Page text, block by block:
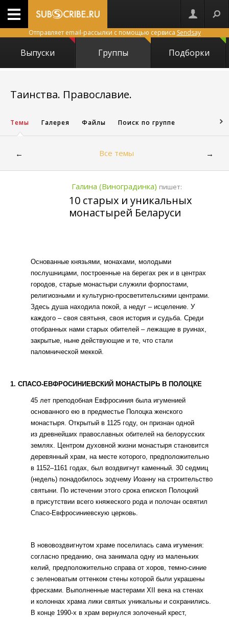
Отправляет email-рассылки с помощью сервиса Sendsay
Выпуски Группы Подборки
Таинства. Православие.
Темы Галерея Файлы Поиск по группе
← Все темы →
Галина (Виноградинка) пишет:
10 старых и уникальных
монастырей Беларуси
Основанные князьями, монахами, молодыми
послушницами, построенные на берегах рек и в центрах
городов, старые монастыри служили форпостами,
религиозными и культурно-просветительскими центрами.
Здесь душа находила покой, а недуг – исцеление. У
каждого – своя святыня, своя история и судьба. Среди
отобранных нами старых обителей – лежащие в руинах,
закрытые, ныне действующие и те, что стали
паломнической меккой.
1. СПАСО-ЕВФРОСИНИЕВСКИЙ МОНАСТЫРЬ В ПОЛОЦКЕ
45 лет преподобная Евфросиния была игуменией
основанного ею в предместье Полоцка женского
монастыря. Открытый в 1125 году, он признан одной
из древнейших православных обителей на белорусских
землях. Центром духовной жизни монастыря становится
деревянный храм, на месте которого, предположительно
в 1152–1161 годах, был воздвигнут каменный. 30 седмиц
(недель) понадобилось зодчему Иоанну на строительство
святыни. По истечении этого срока епископ Полоцкий
в присутствии всего княжеского рода и полочан освятил
Спасо-Евфросиниевскую церковь.
В нововоздвигнутом храме поселилась сама игумения:
согласно преданию, она занимала одну из маленьких
келий, предположительно справа от хоров, темно-синие
с зеленоватым оттенком стены которой были украшены
фресками. Выполненные мастерами XII века на стенах
и колоннах храма лики святых уникальны и сохранились.
В конце 1990-х в храм вернулся золоченый крест,